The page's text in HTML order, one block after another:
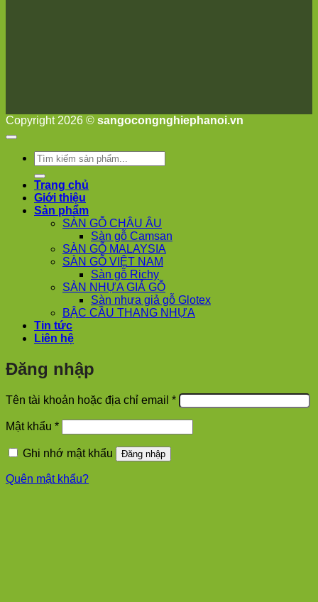
Copyright 2026 © sangocongnghiephanoi.vn
Tìm
kiếm:
Trang chủ
Giới thiệu
Sản phẩm
SÀN GỖ CHÂU ÂU
Sàn gỗ Camsan
SÀN GỖ MALAYSIA
SÀN GỖ VIỆT NAM
Sàn gỗ Richy
SÀN NHỰA GIẢ GỖ
Sàn nhựa giả gỗ Glotex
BẬC CẦU THANG NHỰA
Tin tức
Liên hệ
Đăng nhập
Tên tài khoản hoặc địa chỉ email *Bắt
buộc
Mật khẩu *Bắt
buộc
Ghi nhớ mật khẩu
Đăng nhập
Quên mật khẩu?